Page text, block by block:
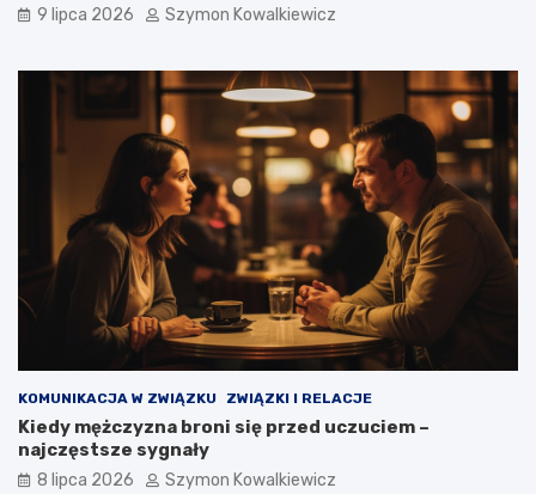
9 lipca 2026 Szymon Kowalkiewicz
KOMUNIKACJA W ZWIĄZKU ZWIĄZKI I RELACJE
Kiedy mężczyzna broni się przed uczuciem –
najczęstsze sygnały
8 lipca 2026 Szymon Kowalkiewicz